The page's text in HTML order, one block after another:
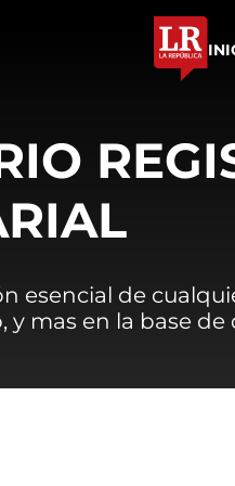
esencial de
y mas en la base